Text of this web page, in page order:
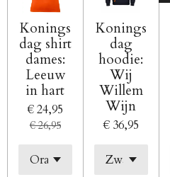
Konings
dag shirt
dames:
Leeuw
in hart
€ 24,95
€ 26,95
Konings
dag
hoodie:
Wij
Willem
Wijn
€ 36,95